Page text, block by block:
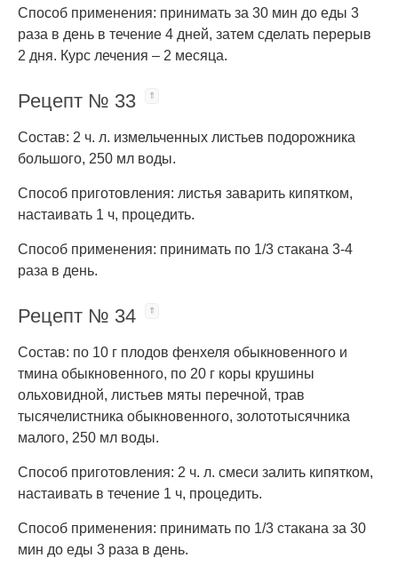
Способ применения: принимать за 30 мин до еды 3
раза в день в течение 4 дней, затем сделать перерыв
2 дня. Курс лечения – 2 месяца.
Рецепт № 33
Состав: 2 ч. л. измельченных листьев подорожника
большого, 250 мл воды.
Способ приготовления: листья заварить кипятком,
настаивать 1 ч, процедить.
Способ применения: принимать по 1/3 стакана 3-4
раза в день.
Рецепт № 34
Состав: по 10 г плодов фенхеля обыкновенного и
тмина обыкновенного, по 20 г коры крушины
ольховидной, листьев мяты перечной, трав
тысячелистника обыкновенного, золототысячника
малого, 250 мл воды.
Способ приготовления: 2 ч. л. смеси залить кипятком,
настаивать в течение 1 ч, процедить.
Способ применения: принимать по 1/3 стакана за 30
мин до еды 3 раза в день.